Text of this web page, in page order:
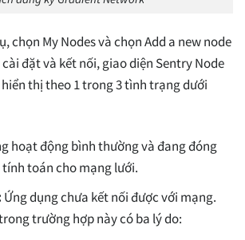
chọn My Nodes và chọn Add a new node
đặt và kết nối, giao diện Sentry Node
thị theo 1 trong 3 tình trạng dưới
hoạt động bình thường và đang đóng
toán cho mạng lưới.
Ứng dụng chưa kết nối được với mạng.
trường hợp này có ba lý do: